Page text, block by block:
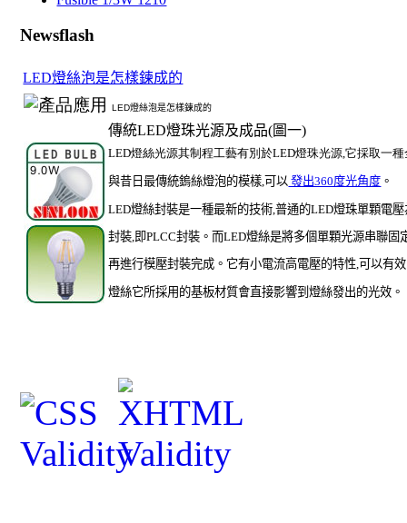
Newsflash
LED燈絲泡是怎樣鍊成的
LED燈絲泡是怎樣鍊成的
傳統LED燈珠光源及成品(圖一)
LED燈絲光源其制程工藝有別於LED燈珠光源 ,它採取一
與昔日最傳統鎢絲燈泡的模樣,可以 發出360度光角度 。
LED燈絲封裝是一種最新的技術,普通的LED燈珠單顆電
封裝,即PLCC封裝。而LED燈絲是將多個單顆光源串聯
再進行模壓封裝完成。它有小電流高電壓的特性,可以有
燈絲它所採用的基板材質會直接影響到燈絲發出的光效。